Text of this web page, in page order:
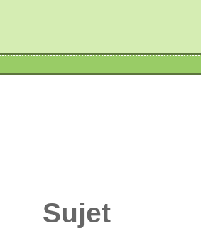
Sujet